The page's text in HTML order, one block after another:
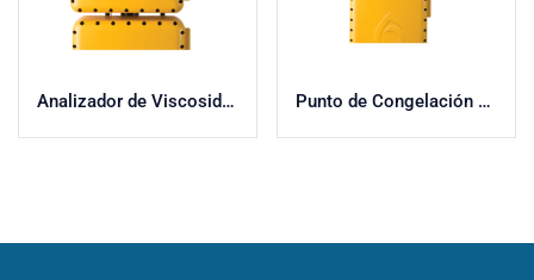
Analizador de Viscosidad e Índice de Viscosidad Punto de Congelación del Filtro Frío (CFPP)